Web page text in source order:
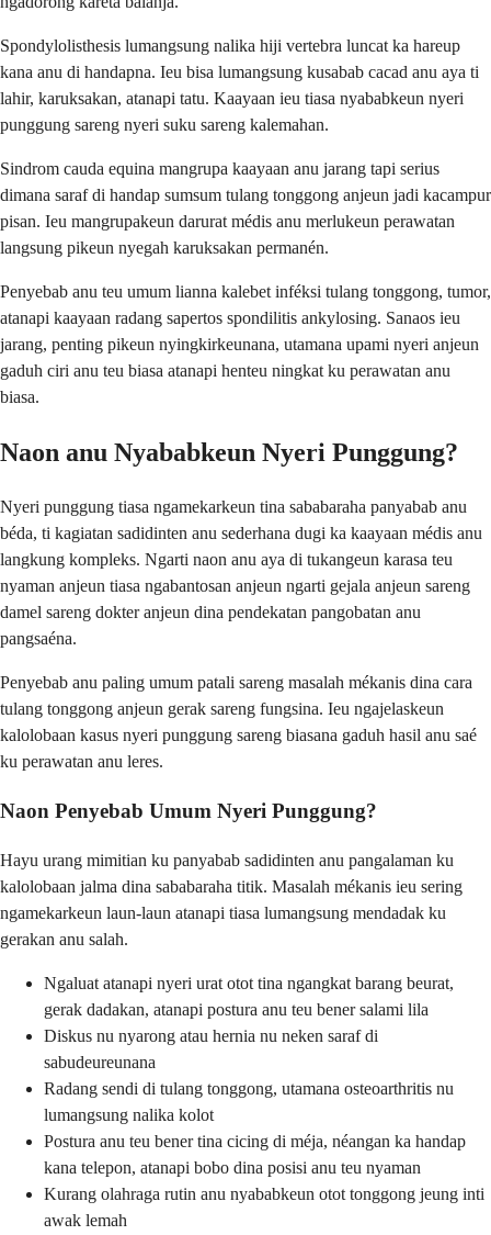
Spondylolisthesis lumangsung nalika hiji vertebra luncat ka hareup
kana anu di handapna. Ieu bisa lumangsung kusabab cacad anu aya ti
lahir, karuksakan, atanapi tatu. Kaayaan ieu tiasa nyababkeun nyeri
punggung sareng nyeri suku sareng kalemahan.
Sindrom cauda equina mangrupa kaayaan anu jarang tapi serius
dimana saraf di handap sumsum tulang tonggong anjeun jadi kacampur
pisan. Ieu mangrupakeun darurat médis anu merlukeun perawatan
langsung pikeun nyegah karuksakan permanén.
Penyebab anu teu umum lianna kalebet inféksi tulang tonggong, tumor,
atanapi kaayaan radang sapertos spondilitis ankylosing. Sanaos ieu
jarang, penting pikeun nyingkirkeunana, utamana upami nyeri anjeun
gaduh ciri anu teu biasa atanapi henteu ningkat ku perawatan anu
biasa.
Naon anu Nyababkeun Nyeri Punggung?
Nyeri punggung tiasa ngamekarkeun tina sababaraha panyabab anu
béda, ti kagiatan sadidinten anu sederhana dugi ka kaayaan médis anu
langkung kompleks. Ngarti naon anu aya di tukangeun karasa teu
nyaman anjeun tiasa ngabantosan anjeun ngarti gejala anjeun sareng
damel sareng dokter anjeun dina pendekatan pangobatan anu
pangsaéna.
Penyebab anu paling umum patali sareng masalah mékanis dina cara
tulang tonggong anjeun gerak sareng fungsina. Ieu ngajelaskeun
kalolobaan kasus nyeri punggung sareng biasana gaduh hasil anu saé
ku perawatan anu leres.
Naon Penyebab Umum Nyeri Punggung?
Hayu urang mimitian ku panyabab sadidinten anu pangalaman ku
kalolobaan jalma dina sababaraha titik. Masalah mékanis ieu sering
ngamekarkeun laun-laun atanapi tiasa lumangsung mendadak ku
gerakan anu salah.
Ngaluat atanapi nyeri urat otot tina ngangkat barang beurat,
gerak dadakan, atanapi postura anu teu bener salami lila
Diskus nu nyarong atau hernia nu neken saraf di
sabudeureunana
Radang sendi di tulang tonggong, utamana osteoarthritis nu
lumangsung nalika kolot
Postura anu teu bener tina cicing di méja, néangan ka handap
kana telepon, atanapi bobo dina posisi anu teu nyaman
Kurang olahraga rutin anu nyababkeun otot tonggong jeung inti
awak lemah